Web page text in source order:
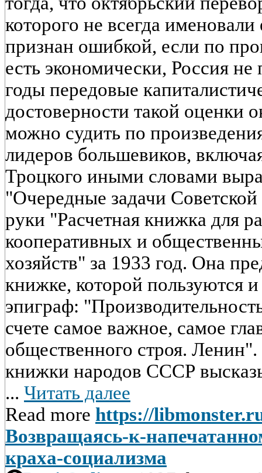
которого не всегда
признан ошибкой, если по
есть экономически, Россия
годы передовые
достоверности такой оценки
можно судить по
лидеров большевиков,
Троцкого иными словами
"Очередные задачи
руки "Расчетная книжка для
кооперативных и
хозяйств" за 1933 год. Она
книжке, которой пользуются
эпиграф:
счете самое важное, самое
общественного строя.
книжки народов СССР
... Читать далее
Read more https://
Возвращаясь-к-
краха-социализма